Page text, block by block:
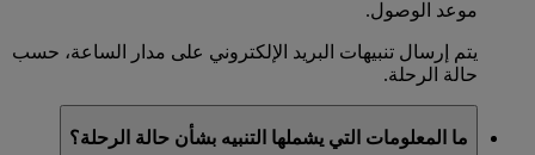
موعد الوصول.
يتم إرسال تنبيهات البريد الإلكتروني على مدار الساعة، حسب
حالة الرحلة.
ما المعلومات التي يشملها التنبيه بشأن حالة الرحلة؟